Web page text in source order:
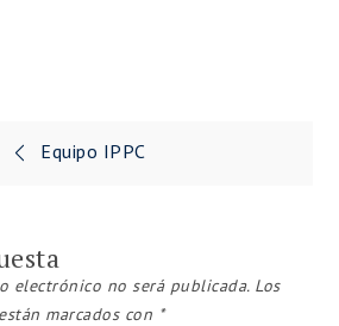
Equipo IPPC
electrónico no será publicada. Los
marcados con *